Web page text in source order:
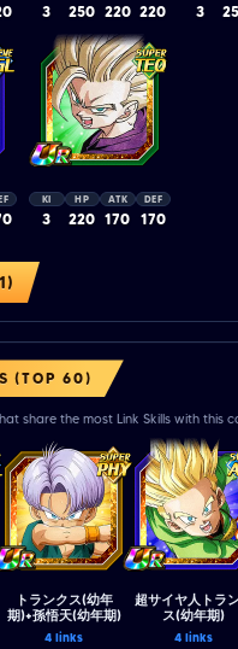
3 250 220 220 3
KI
3
HP
220
ATK
170
DEF
170
(TOP 60)
share the most Link Skills with this
トランクス(幼年
期)+孫悟天(幼年期)
4 links
超サイヤ人トラ
ス(幼年期)
4 links